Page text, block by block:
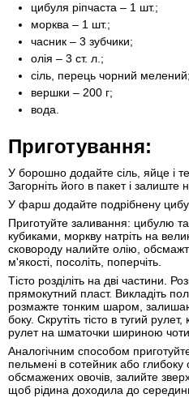
цибуля ріпчаста – 1 шт.;
морква – 1 шт.;
часник – 3 зубчики;
олія – 3 ст. л.;
сіль, перець чорний мелений;
вершки – 200 г;
вода.
Приготування:
У борошно додайте сіль, яйце і
Загорніть його в пакет і залиште
У фарш додайте подрібнену
Приготуйте заливання: цибулю
кубиками, моркву натріть на
сковороду налийте олію,
м'якості, посоліть, поперчіть.
Тісто розділіть на дві частини.
прямокутний пласт. Викладіть
розмажте тонким шаром,
боку. Скрутіть тісто в тугий
рулет на шматочки шириною
Аналогічним способом
пельмені в сотейник або
обсмажених овочів, залийте
щоб рідина доходила до